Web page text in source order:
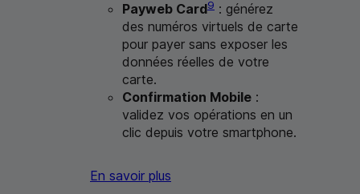
Payweb Card9 : générez
des numéros virtuels de carte
pour payer sans exposer les
données réelles de votre
carte.
Confirmation Mobile :
validez vos opérations en un
clic depuis votre smartphone.
En savoir plus